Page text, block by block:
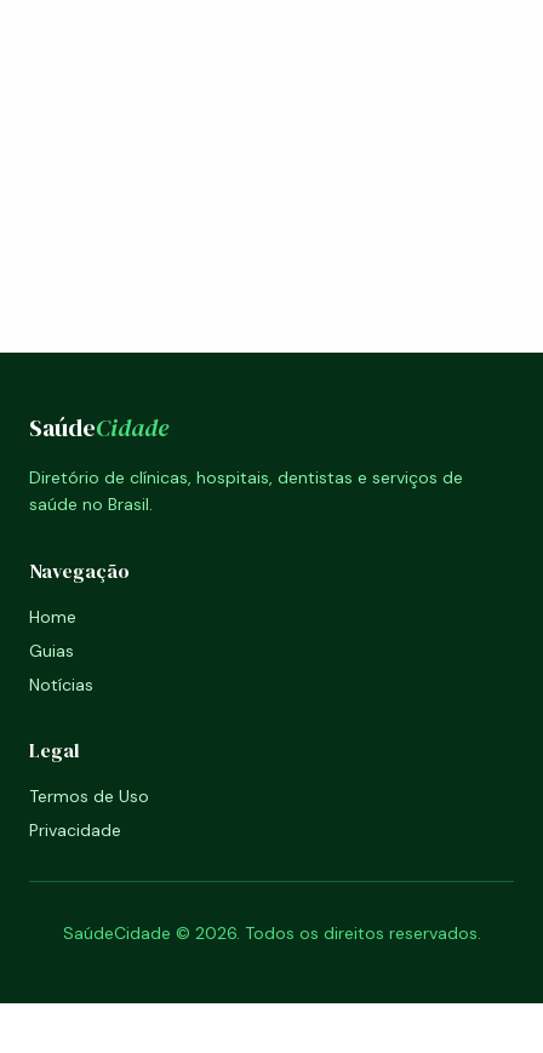
SaúdeCidade
Diretório de clínicas, hospitais, dentistas e serviços de
saúde no Brasil.
Navegação
Home
Guias
Notícias
Legal
Termos de Uso
Privacidade
SaúdeCidade © 2026. Todos os direitos reservados.